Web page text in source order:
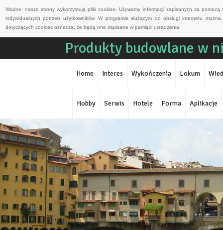
Ważne: nasze strony wykorzystują pliki cookies. Używamy informacji zapisanych za
indywidualnych potrzeb użytkowników. W programie służącym do obsługi internetu
dotyczących cookies oznacza, że będą one zapisane w pamięci urządzenia.
Produkty budowlane w
Home Interes Wykończenia Lokum
Hobby Serwis Hotele Forma Aplikacje